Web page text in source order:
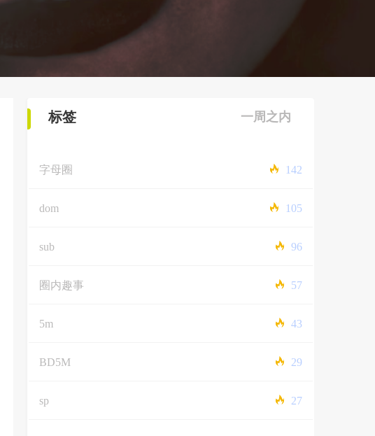
标签 一周之内
字母圈 142
dom 105
sub 96
圈内趣事 57
5m 43
BD5M 29
sp 27